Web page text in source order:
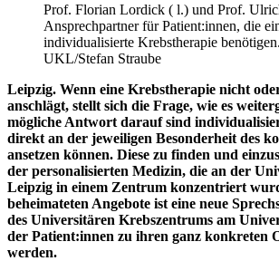
Prof. Florian Lordick ( l.) und Prof.
Ansprechpartner für Patient:innen, die
individualisierte Krebstherapie
UKL/Stefan Straube
Leipzig. Wenn eine Krebstherapie nicht
anschlägt, stellt sich die Frage, wie es
mögliche Antwort darauf sind
direkt an der jeweiligen Besonderheit des
ansetzen können. Diese zu finden und
der personalisierten Medizin, die an der
Leipzig in einem Zentrum konzentriert
beheimateten Angebote ist eine neue
des Universitären Krebszentrums am
der Patient:innen zu ihren ganz konkreten
werden.